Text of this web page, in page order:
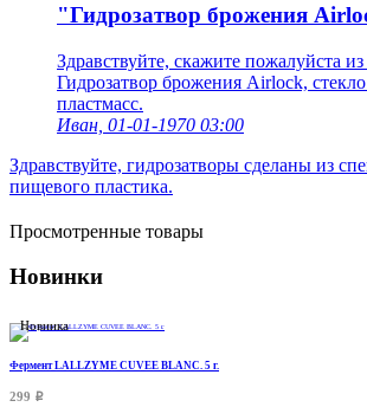
"Гидрозатвор брожения
Здравствуйте, скажите пожалуйста из
Гидрозатвор брожения Airlock,
пластмасс.
Иван, 01-01-1970 03:00
Здравствуйте, гидрозатворы сделаны из
пищевого пластика.
Просмотренные товары
Новинки
Новинка
Фермент LALLZYME CUVEE BLANC. 5 г.
299 p